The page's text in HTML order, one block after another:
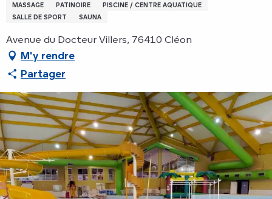
MASSAGE PATINOIRE
PISCINE / CENTRE AQUATIQUE
SALLE DE SPORT
SAUNA
Avenue du Docteur Villers, 76410 Cléon
M'y rendre
Partager